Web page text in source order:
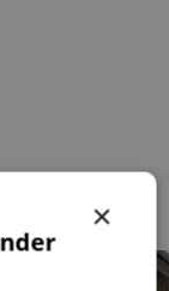
till
×